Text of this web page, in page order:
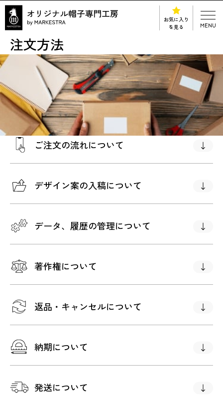
お気に入り
を見る
MENU
注文方法
ご注文の流れについて
デザイン案の入稿について
データ、履歴の管理について
著作権について
返品・キャンセルについて
納期について
発送について